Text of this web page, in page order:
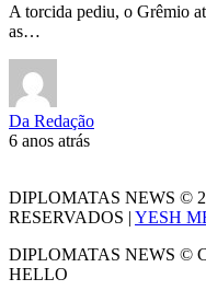
A torcida pediu, o Grêmio
as…
Da Redação
6 anos atrás
DIPLOMATAS NEWS ©
RESERVADOS | YESH
DIPLOMATAS NEWS ©
HELLO